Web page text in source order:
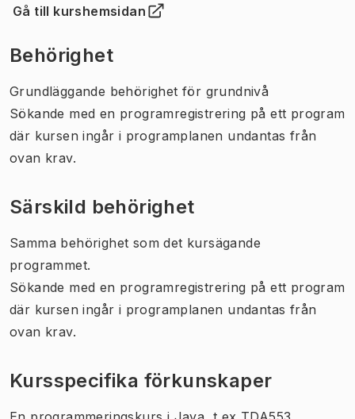
Gå till kurshemsidan
(Öppnas i ny flik)
Behörighet
Grundläggande behörighet för grundnivå
Sökande med en programregistrering på ett program
där kursen ingår i programplanen undantas från
ovan krav.
Särskild behörighet
Samma behörighet som det kursägande
programmet.
Sökande med en programregistrering på ett program
där kursen ingår i programplanen undantas från
ovan krav.
Kursspecifika förkunskaper